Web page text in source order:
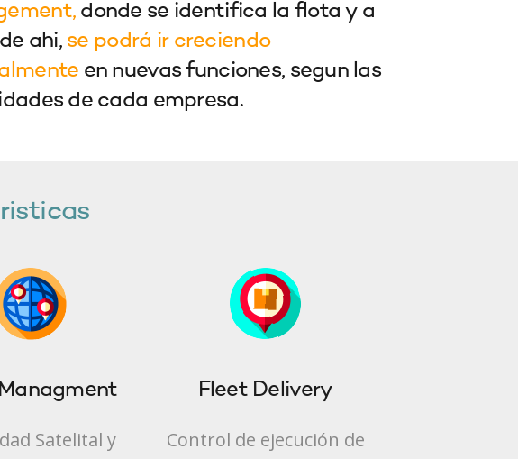
donde se identifica la flota y a
ahi,se podrá ir creciendo
en nuevas funciones, segun las
de cada empresa.
Satelital y
Fleet Delivery
Control de ejecución de